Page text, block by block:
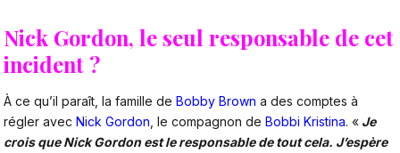
Nick Gordon, le seul responsable de cet
incident ?
À ce qu’il paraît, la famille de Bobby Brown a des comptes à
régler avec Nick Gordon , le compagnon de Bobbi Kristina. « Je
crois que Nick Gordon est le responsable de tout cela. J’espère